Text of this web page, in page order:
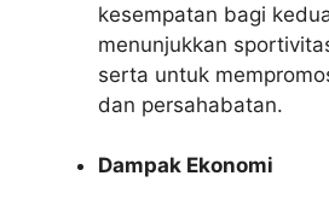
kesempatan bagi
menunjukkan
serta untuk
dan persahabatan.
Dampak Ekonomi